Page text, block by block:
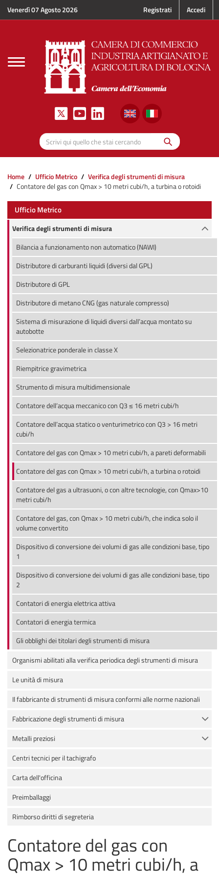
Salta al contenuto principale
Venerdì 07 Agosto 2026 Registrati Accedi
Toggle
navigation
Scrivi qui quello che stai cercando
Cerca
Home Ufficio Metrico
Verifica degli strumenti di misura
Contatore del gas con Qmax > 10 metri cubi/h, a turbina o rotoidi
Ufficio Metrico
Verifica degli strumenti di misura
Bilancia a funzionamento non automatico (NAWI)
Distributore di carburanti liquidi (diversi dal GPL)
Distributore di GPL
Distributore di metano CNG (gas naturale compresso)
Sistema di misurazione di liquidi diversi dall’acqua montato su
autobotte
Selezionatrice ponderale in classe X
Riempitrice gravimetrica
Strumento di misura multidimensionale
Contatore dell’acqua meccanico con Q3 ≤ 16 metri cubi/h
Contatore dell’acqua statico o venturimetrico con Q3 > 16 metri
cubi/h
Contatore del gas con Qmax > 10 metri cubi/h, a pareti deformabili
Contatore del gas con Qmax > 10 metri cubi/h, a turbina o rotoidi
Contatore del gas a ultrasuoni, o con altre tecnologie, con Qmax>10
metri cubi/h
Contatore del gas, con Qmax > 10 metri cubi/h, che indica solo il
volume convertito
Dispositivo di conversione dei volumi di gas alle condizioni base, tipo
1
Dispositivo di conversione dei volumi di gas alle condizioni base, tipo
2
Contatori di energia elettrica attiva
Contatori di energia termica
Gli obblighi dei titolari degli strumenti di misura
Organismi abilitati alla verifica periodica degli strumenti di misura
Le unità di misura
Il fabbricante di strumenti di misura conformi alle norme nazionali
Fabbricazione degli strumenti di misura
Metalli preziosi
Centri tecnici per il tachigrafo
Carta dell'officina
Preimballaggi
Rimborso diritti di segreteria
Contatore del gas con
Qmax > 10 metri cubi/h, a